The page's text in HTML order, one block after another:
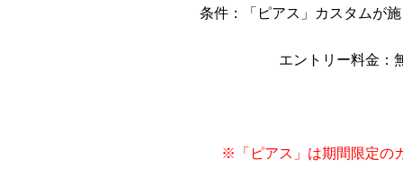
条件：「ピアス」カスタムが
エントリー料金：
※「ピアス」は期間限定の